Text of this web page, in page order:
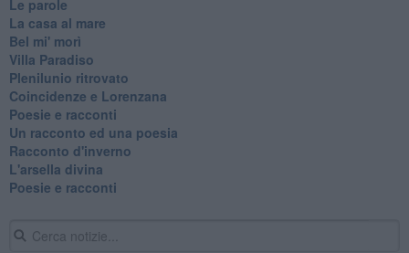
Le parole
La casa al mare
Bel mi' morì
Villa Paradiso
Plenilunio ritrovato
Coincidenze e Lorenzana
Poesie e racconti
Un racconto ed una poesia
Racconto d'inverno
​L'arsella divina
Poesie e racconti